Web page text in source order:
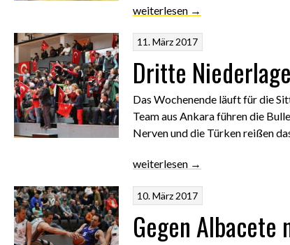
„Vierter
in
Euroleague“
weiterlesen →
11. März 2017
Dritte
Das Wochenende läuft für die
Team aus Ankara führen die
Nerven und die Türken reißen
„Dritte
im
Spiel“
weiterlesen →
10. März 2017
Gegen Albacete